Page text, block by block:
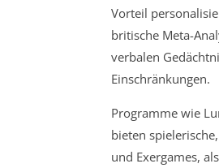
Vorteil
britische Meta-
verbalen
Einschränkungen.
Programme wie
bieten
und Exergames,